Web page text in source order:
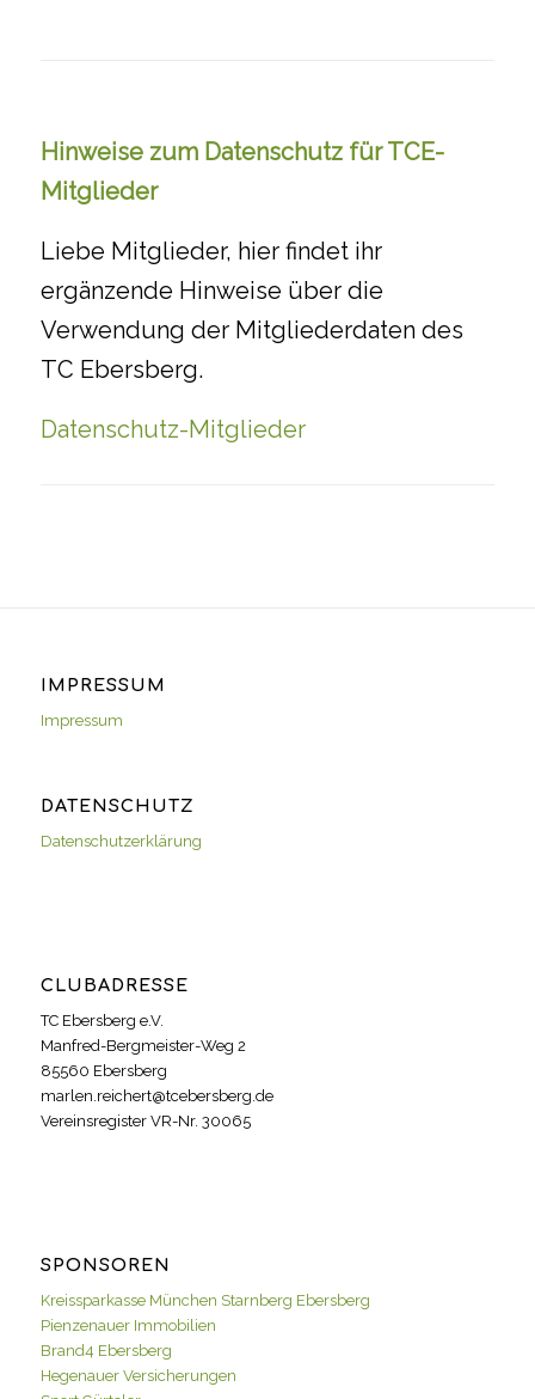
Hinweise zum Datenschutz für TCE-
Mitglieder
Liebe Mitglieder, hier findet ihr
ergänzende Hinweise über die
Verwendung der Mitgliederdaten des
TC Ebersberg.
Datenschutz-Mitglieder
IMPRESSUM
Impressum
DATENSCHUTZ
Datenschutzerklärung
CLUBADRESSE
TC Ebersberg e.V.
Manfred-Bergmeister-Weg 2
85560 Ebersberg
marlen.reichert@tcebersberg.de
Vereinsregister VR-Nr. 30065
SPONSOREN
Kreissparkasse München Starnberg Ebersberg
Pienzenauer Immobilien
Brand4 Ebersberg
Hegenauer Versicherungen